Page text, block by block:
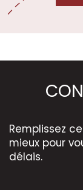
Remplissez
mieux pour
délais.